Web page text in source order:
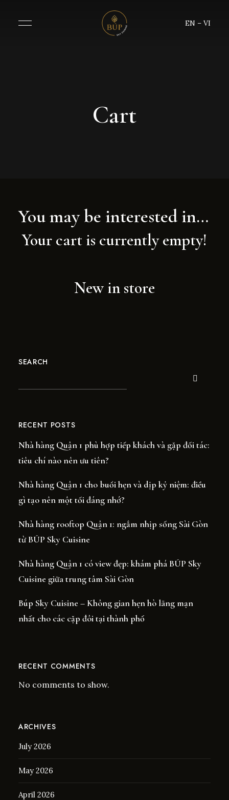
EN –VI
Cart
You may be interested in…
Your cart is currently empty!
New in store
SEARCH
RECENT POSTS
Nhà hàng Quận 1 phù hợp tiếp khách và gặp đối tác:
tiêu chí nào nên ưu tiên?
Nhà hàng Quận 1 cho buổi hẹn và dịp kỷ niệm: điều
gì tạo nên một tối đáng nhớ?
Nhà hàng rooftop Quận 1: ngắm nhịp sống Sài Gòn
từ BÚP Sky Cuisine
Nhà hàng Quận 1 có view đẹp: khám phá BÚP Sky
Cuisine giữa trung tâm Sài Gòn
Búp Sky Cuisine – Không gian hẹn hò lãng mạn
nhất cho các cặp đôi tại thành phố
RECENT COMMENTS
No comments to show.
ARCHIVES
July 2026
May 2026
April 2026